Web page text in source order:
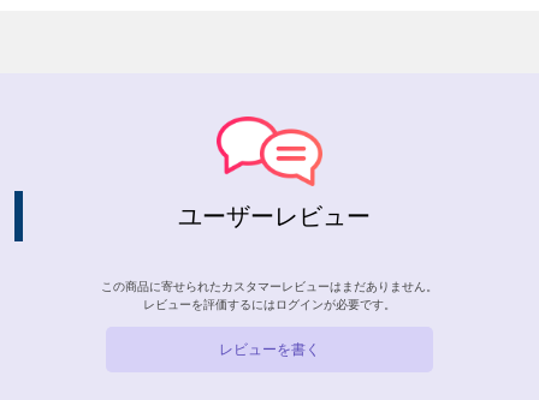
ユーザーレビュー
この商品に寄せられたカスタマーレビューはまだありません。
レビューを評価するには ログインが必要です。
レビューを書く